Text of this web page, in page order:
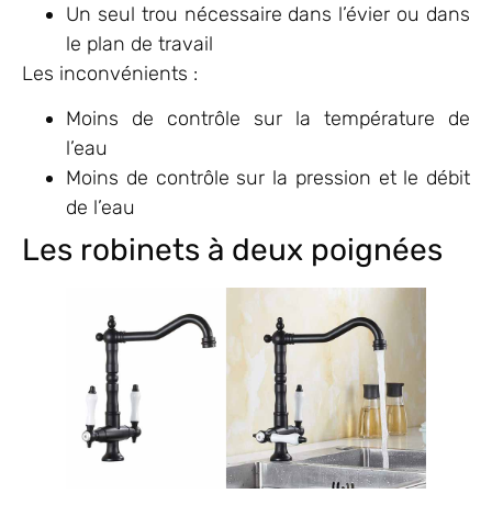
Un seul trou nécessaire dans l’évier ou dans
le plan de travail
Les inconvénients :
Moins de contrôle sur la température de
l’eau
Moins de contrôle sur la pression et le débit
de l’eau
Les robinets à deux poignées